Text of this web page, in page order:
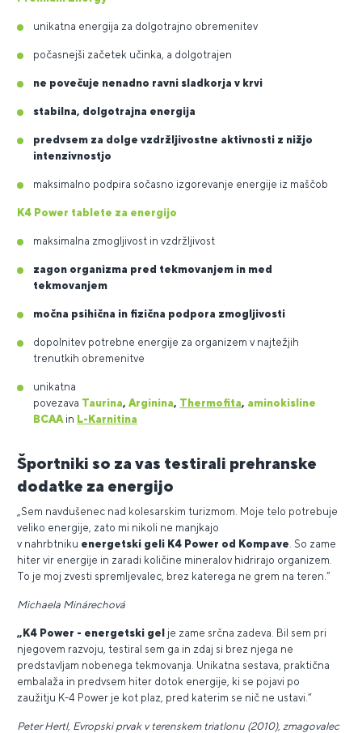
unikatna energija za dolgotrajno obremenitev
počasnejši začetek učinka, a dolgotrajen
ne povečuje nenadno ravni sladkorja v krvi
stabilna, dolgotrajna energija
predvsem za dolge vzdržljivostne aktivnosti z nižjo
intenzivnostjo
maksimalno podpira sočasno izgorevanje energije iz maščob
K4 Power tablete za energijo
maksimalna zmogljivost in vzdržljivost
zagon organizma pred tekmovanjem in med
tekmovanjem
močna psihična in fizična podpora zmogljivosti
dopolnitev potrebne energije za organizem v najtežjih
trenutkih obremenitve
unikatna
povezava Taurina, Arginina, Thermofita, aminokisline
BCAA in L-Karnitina
Športniki so za vas testirali prehranske
dodatke za energijo
„Sem navdušenec nad kolesarskim turizmom. Moje telo potrebuje
veliko energije, zato mi nikoli ne manjkajo
v nahrbtniku energetski geli K4 Power od Kompave . So zame
hiter vir energije in zaradi količine mineralov hidrirajo organizem.
To je moj zvesti spremljevalec, brez katerega ne grem na teren.“
Michaela Minárechová
„K4 Power - energetski gel je zame srčna zadeva. Bil sem pri
njegovem razvoju, testiral sem ga in zdaj si brez njega ne
predstavljam nobenega tekmovanja. Unikatna sestava, praktična
embalaža in predvsem hiter dotok energije, ki se pojavi po
zaužitju K-4 Power je kot plaz, pred katerim se nič ne ustavi.“
Peter Hertl, Evropski prvak v terenskem triatlonu (2010), zmagovalec